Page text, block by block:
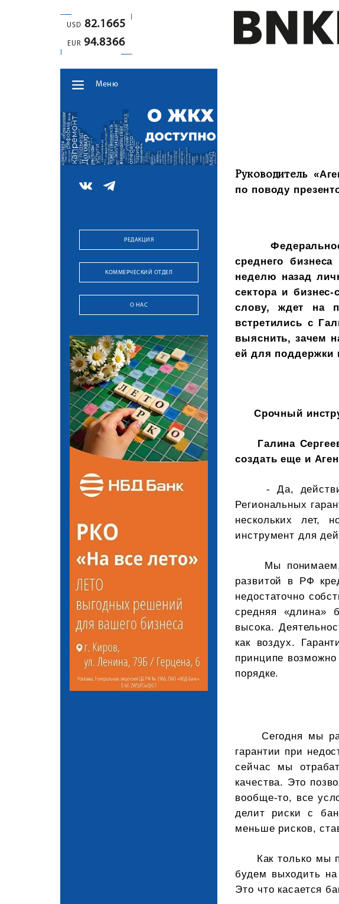
USD 82.1665
EUR 94.8366
Меню
РЕДАКЦИЯ
КОММЕРЧЕСКИЙ ОТДЕЛ
О НАС
Руководитель
по поводу
среднего
неделю назад
сектора и
слову, ждет на
встретились с
выяснить, зачем
ей для поддержки
Срочный
Галина
создать еще и
- Да,
Региональных
нескольких лет,
инструмент для
Мы
развитой в РФ
недостаточно
средняя «длина»
высока.
как воздух.
принципе
порядке.
Сегодня мы
гарантии при
сейчас мы
качества. Это
вообще-то, все
делит риски с
меньше рисков,
Как только мы
будем выходить
Это что касается